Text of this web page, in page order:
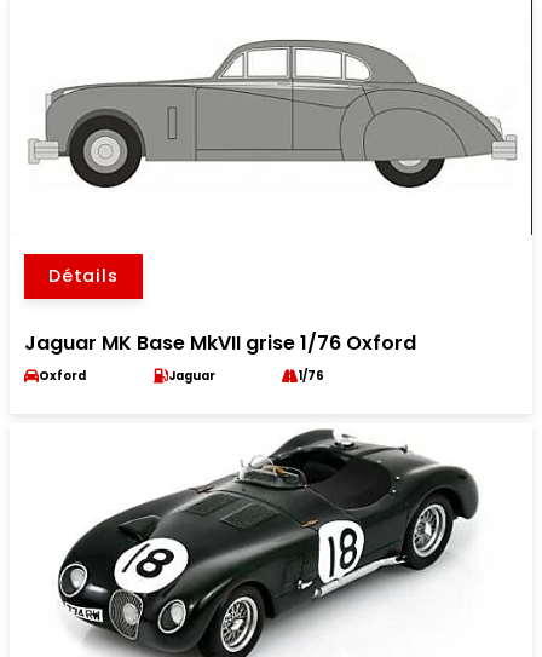
Détails
Jaguar MK Base MkVII grise 1/76 Oxford
Oxford Jaguar 1/76